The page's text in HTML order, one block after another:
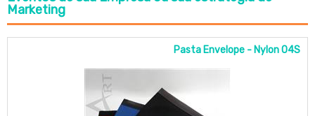
Marketing
Pasta Envelope - Nylon 04S